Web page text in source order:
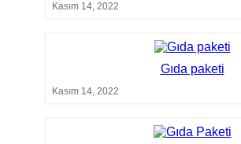
Kasım 14, 2022
Gıda paketi
Kasım 14, 2022